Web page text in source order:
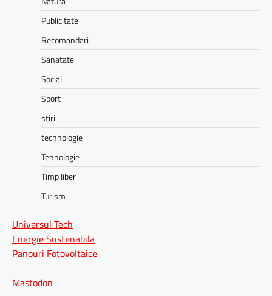
Publicitate
Recomandari
Sanatate
Social
Sport
stiri
technologie
Tehnologie
Timp liber
Turism
Universul Tech
Energie Sustenabila
Panouri Fotovoltaice
Mastodon